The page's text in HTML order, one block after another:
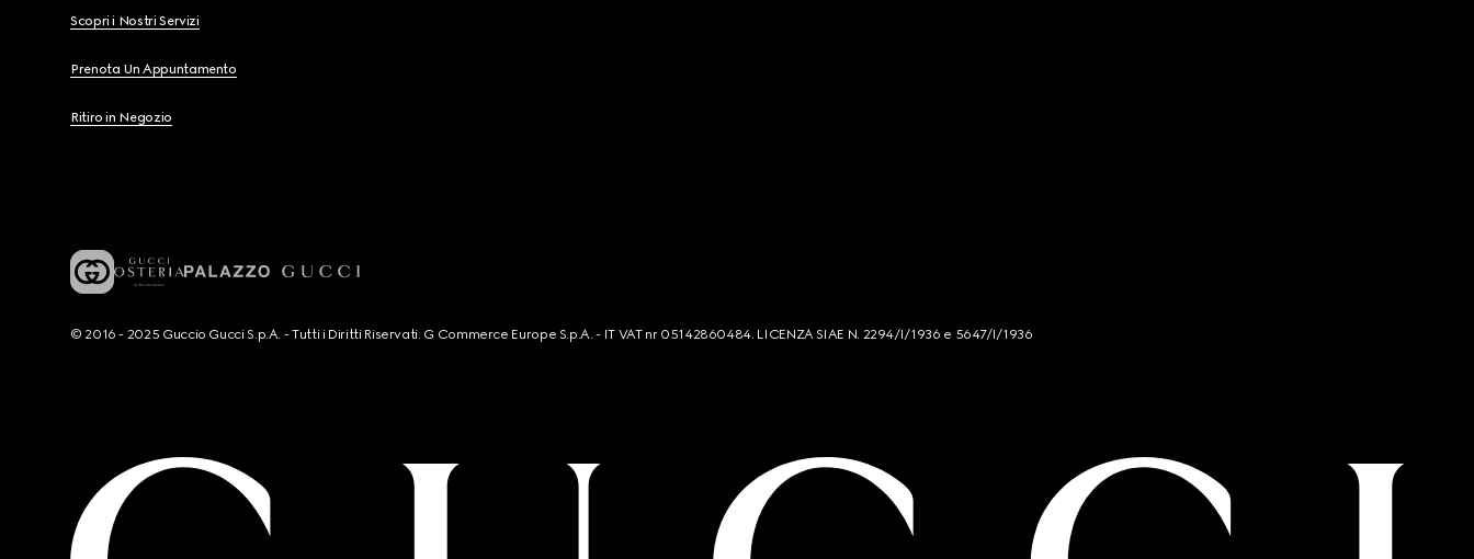
Scopri i Nostri Servizi
Prenota Un Appuntamento
Ritiro in Negozio
© 2016 - 2025 Guccio Gucci S.p.A. - Tutti i Diritti Riservati. G Commerce Europe S.p.A. - IT VAT nr 05142860484. LICENZA SIAE N. 2294/I/1936 e 5647/I/1936